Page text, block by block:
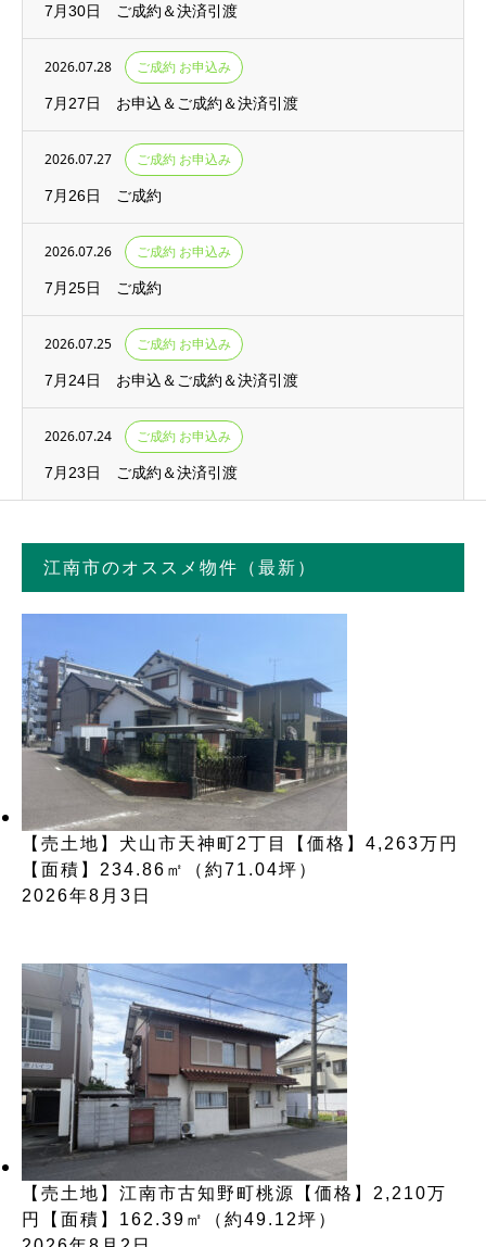
7月30日 ご成約＆決済引渡
2026.07.28 ご成約 お申込み
7月27日 お申込＆ご成約＆決済引渡
2026.07.27 ご成約 お申込み
7月26日 ご成約
2026.07.26 ご成約 お申込み
7月25日 ご成約
2026.07.25 ご成約 お申込み
7月24日 お申込＆ご成約＆決済引渡
2026.07.24 ご成約 お申込み
7月23日 ご成約＆決済引渡
江南市のオススメ物件（最新）
【売土地】犬山市天神町2丁目【価格】4,263万円
【面積】234.86㎡（約71.04坪）
2026年8月3日
【売土地】江南市古知野町桃源【価格】2,210万
円【面積】162.39㎡（約49.12坪）